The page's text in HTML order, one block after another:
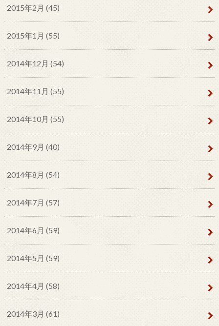
2015年2月 (45)
2015年1月 (55)
2014年12月 (54)
2014年11月 (55)
2014年10月 (55)
2014年9月 (40)
2014年8月 (54)
2014年7月 (57)
2014年6月 (59)
2014年5月 (59)
2014年4月 (58)
2014年3月 (61)